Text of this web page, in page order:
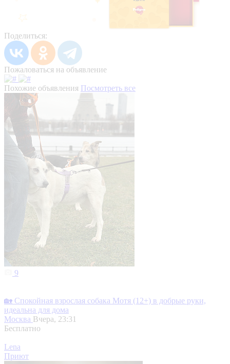
Поделиться:
Пожаловаться на объявление
Похожие объявления Посмотреть все
9
🏡 Спокойная взрослая собака Мотя (12+) в добрые руки,
идеальна для дома
Москва Вчера, 23:31
Бесплатно
Lena
Приют